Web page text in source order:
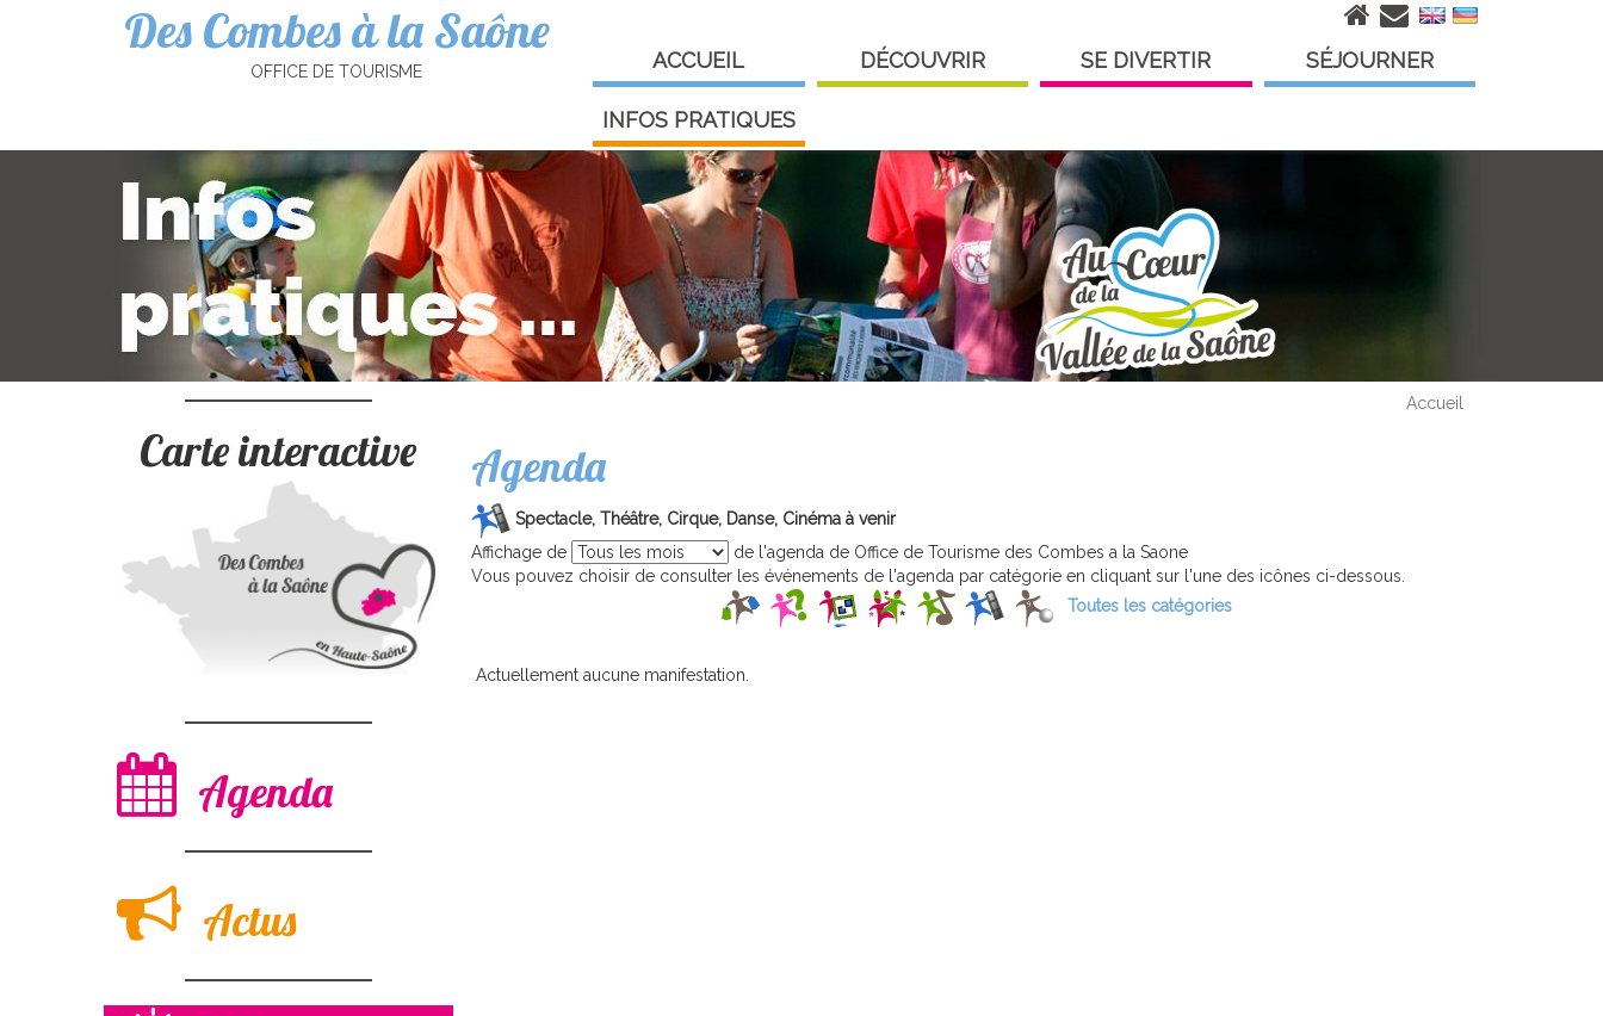
Des Combes à la Saône
OFFICE DE TOURISME ACCUEIL DÉCOUVRIR SE DIVERTIR SÉJOURNER
INFOS PRATIQUES
Accueil
Agenda
Spectacle, Théâtre, Cirque, Danse, Cinéma à venir
Affichage de
de l'agenda de Office de Tourisme des Combes a la Saone
Vous pouvez choisir de consulter les événements de l'agenda par catégorie en cliquant sur l'une des icônes ci-dessous.
Toutes les catégories
Actuellement aucune manifestation.
Carte interactive
Agenda
Actus
Cookies management panel